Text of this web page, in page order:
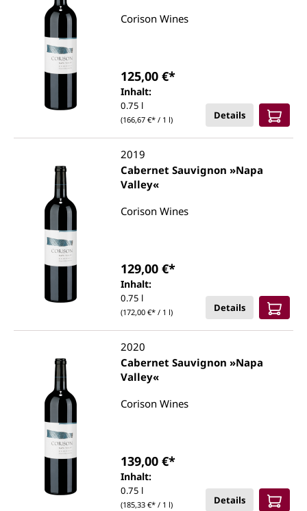
Corison Wines
Inhalt:
0.75 l
(166,67 €* / 1 l)
125,00 €*
Details
2019
Cabernet Sauvignon »Napa
Valley«
Corison Wines
Inhalt:
0.75 l
(172,00 €* / 1 l)
129,00 €*
Details
2020
Cabernet Sauvignon »Napa
Valley«
Corison Wines
Inhalt:
0.75 l
(185,33 €* / 1 l)
139,00 €*
Details